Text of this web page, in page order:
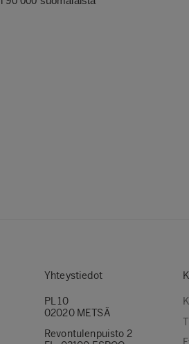
Yhteystiedot
PL 10
02020 METSÄ
Revontulenpuisto 2